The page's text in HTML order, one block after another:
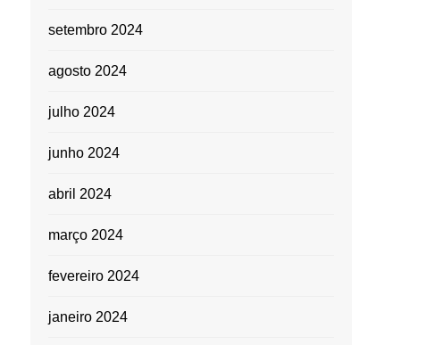
setembro 2024
agosto 2024
julho 2024
junho 2024
abril 2024
março 2024
fevereiro 2024
janeiro 2024